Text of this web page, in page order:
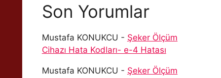
Son Yorumlar
Mustafa KONUKCU - Şeker Ölçüm
Cihazı Hata Kodları- e-4 Hatası
Mustafa KONUKCU - Şeker Ölçüm